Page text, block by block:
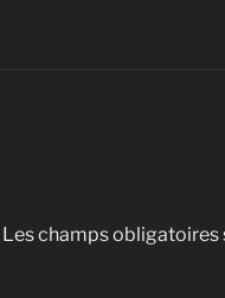
Les champs obligatoires